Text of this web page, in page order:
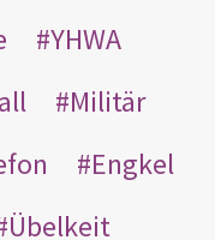
YHWA
Militär
Engkel
Übelkeit